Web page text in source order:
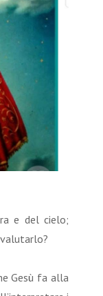
e del cielo;
Gesù fa alla